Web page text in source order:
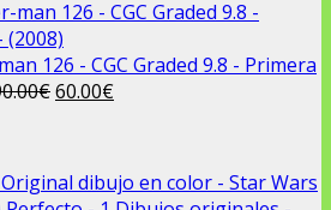
126 - CGC Graded 9.8 - Primera
€El
era:
90.00€.
60.00€
es:
60.00€.